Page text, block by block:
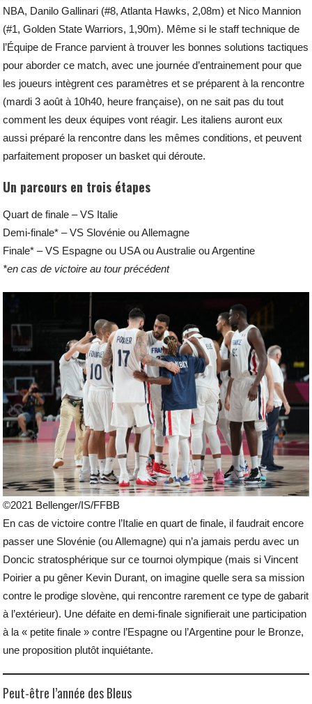
NBA, Danilo Gallinari (#8, Atlanta Hawks, 2,08m) et Nico Mannion
(#1, Golden State Warriors, 1,90m). Même si le staff technique de
l’Équipe de France parvient à trouver les bonnes solutions tactiques
pour aborder ce match, avec une journée d’entrainement pour que
les joueurs intègrent ces paramètres et se préparent à la rencontre
(mardi 3 août à 10h40, heure française), on ne sait pas du tout
comment les deux équipes vont réagir. Les italiens auront eux
aussi préparé la rencontre dans les mêmes conditions, et peuvent
parfaitement proposer un basket qui déroute.
Un parcours en trois étapes
Quart de finale – VS Italie
Demi-finale* – VS Slovénie ou Allemagne
Finale* – VS Espagne ou USA ou Australie ou Argentine
*en cas de victoire au tour précédent
©2021 Bellenger/IS/FFBB
En cas de victoire contre l’Italie en quart de finale, il faudrait encore
passer une Slovénie (ou Allemagne) qui n’a jamais perdu avec un
Doncic stratosphérique sur ce tournoi olympique (mais si Vincent
Poirier a pu gêner Kevin Durant, on imagine quelle sera sa mission
contre le prodige slovène, qui rencontre rarement ce type de gabarit
à l’extérieur). Une défaite en demi-finale signifierait une participation
à la « petite finale » contre l’Espagne ou l’Argentine pour le Bronze,
une proposition plutôt inquiétante.
Peut-être l’année des Bleus